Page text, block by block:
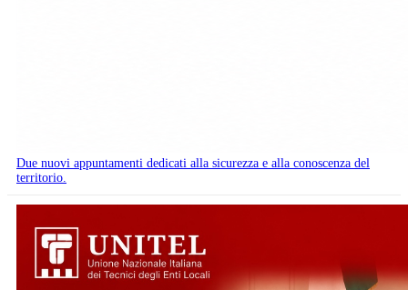
Due nuovi appuntamenti dedicati alla sicurezza e alla conoscenza del
territorio.